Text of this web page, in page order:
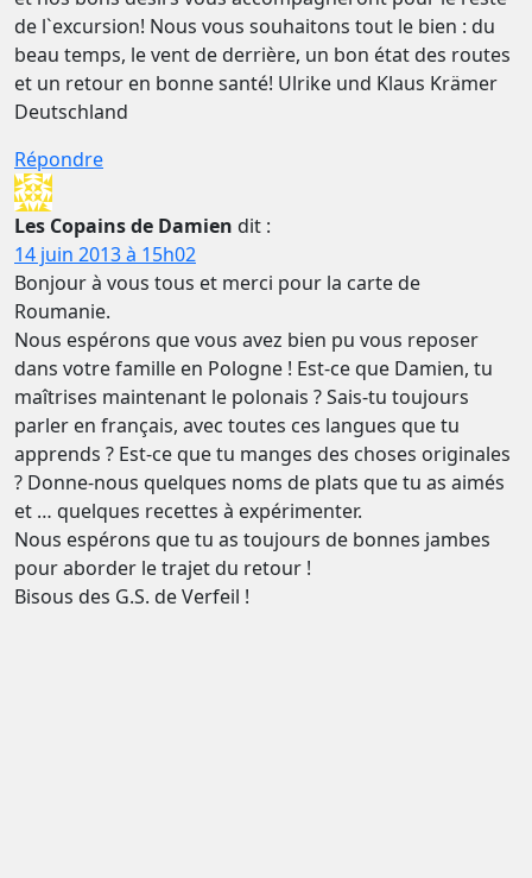
de l`excursion! Nous vous souhaitons tout le bien : du
beau temps, le vent de derrière, un bon état des routes
et un retour en bonne santé! Ulrike und Klaus Krämer
Deutschland
Répondre
Les Copains de Damien dit :
14 juin 2013 à 15h02
Bonjour à vous tous et merci pour la carte de
Roumanie.
Nous espérons que vous avez bien pu vous reposer
dans votre famille en Pologne ! Est-ce que Damien, tu
maîtrises maintenant le polonais ? Sais-tu toujours
parler en français, avec toutes ces langues que tu
apprends ? Est-ce que tu manges des choses originales
? Donne-nous quelques noms de plats que tu as aimés
et … quelques recettes à expérimenter.
Nous espérons que tu as toujours de bonnes jambes
pour aborder le trajet du retour !
Bisous des G.S. de Verfeil !